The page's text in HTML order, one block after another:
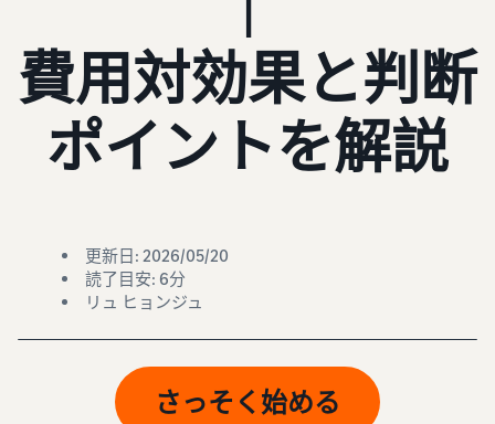
注
册
到
售
登录亚马逊卖家平台
注册商品
确定配送方式
计
划
和
费
用
各类别的销售佣金
查看各类别的销售佣金
亚马逊物流配送佣金
查看亚马逊物流配送佣金
销
售
开
亚马逊代理配送（亚
代表您进行商品的存储、发
中
JP
費用対効果と判断
ポイントを解説
更新日: 2026/05/20
読了目安: 6分
リュ ヒョンジュ
さっそく始める